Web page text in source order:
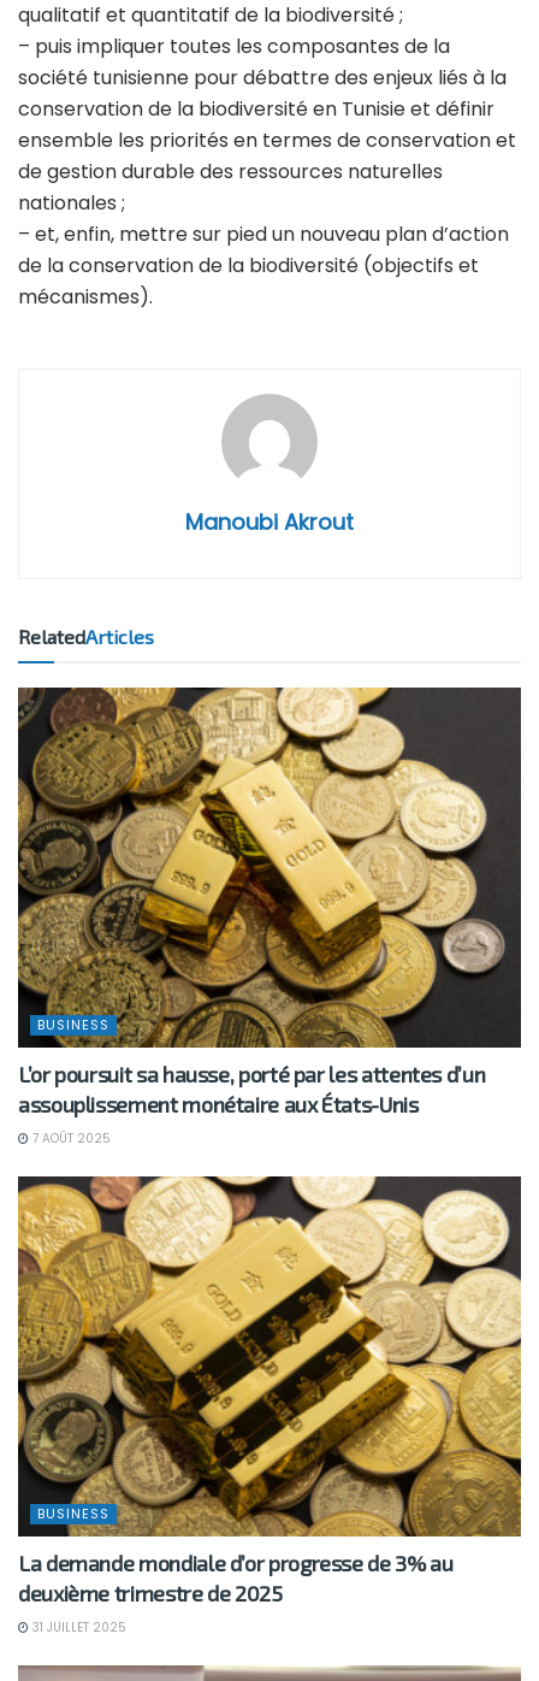
qualitatif et quantitatif de la biodiversité ;
– puis impliquer toutes les composantes de la
société tunisienne pour débattre des enjeux liés à la
conservation de la biodiversité en Tunisie et définir
ensemble les priorités en termes de conservation et
de gestion durable des ressources naturelles
nationales ;
– et, enfin, mettre sur pied un nouveau plan d’action
de la conservation de la biodiversité (objectifs et
mécanismes).
Manoubi Akrout
RelatedArticles
BUSINESS
L’or poursuit sa hausse, porté par les attentes d’un
assouplissement monétaire aux États-Unis
7 AOÛT 2025
BUSINESS
La demande mondiale d’or progresse de 3% au
deuxième trimestre de 2025
31 JUILLET 2025